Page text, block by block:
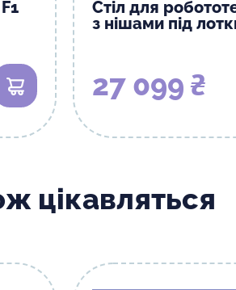
В кошик
Стіл для
з нішами під
27 099 ₴
цікавляться